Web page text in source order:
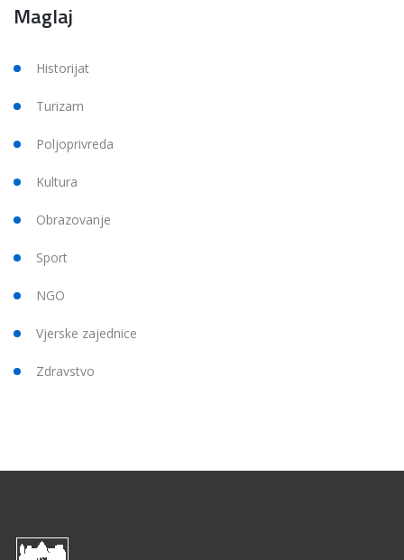
Maglaj
Historijat
Turizam
Poljoprivreda
Kultura
Obrazovanje
Sport
NGO
Vjerske zajednice
Zdravstvo